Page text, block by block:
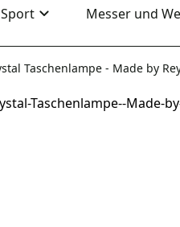
Messer und
Taschenlampe - Made by